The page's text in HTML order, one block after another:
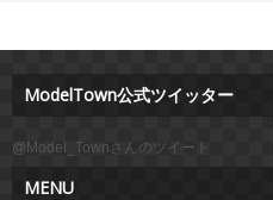
ModelTown公式ツイッター
@Model_Townさんのツイート
MENU